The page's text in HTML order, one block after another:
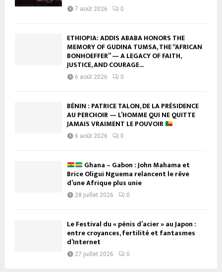
7 août 2026 0
ETHIOPIA: ADDIS ABABA HONORS THE
MEMORY OF GUDINA TUMSA, THE “AFRICAN
BONHOEFFER” — A LEGACY OF FAITH,
JUSTICE, AND COURAGE...
6 août 2026 0
BÉNIN : PATRICE TALON, DE LA PRÉSIDENCE
AU PERCHOIR — L’HOMME QUI NE QUITTE
JAMAIS VRAIMENT LE POUVOIR
6 août 2026 0
Ghana – Gabon : John Mahama et
Brice Oligui Nguema relancent le rêve
d’une Afrique plus unie
28 juillet 2026 0
Le Festival du « pénis d’acier » au Japon :
entre croyances, fertilité et fantasmes
d’Internet
27 juillet 2026 0